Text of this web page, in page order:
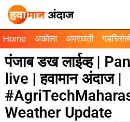
Home अकोला अमरावती
पंजाब डख लाईव्ह |
live | हवामान अंदाज |
Weather Update